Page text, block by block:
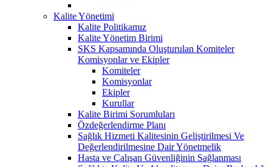
Kalite Yönetimi
Kalite Politikamız
Kalite Yönetim Birimi
SKS Kapsamında Oluşturulan Komiteler
Komisyonlar ve Ekipler
Komiteler
Komisyonlar
Ekipler
Kurullar
Kalite Birimi Sorumluları
Özdeğerlendirme Planı
Sağlık Hizmeti Kalitesinin Geliştirilmesi Ve
Değerlendirilmesine Dair Yönetmelik
Hasta ve Çalışan Güvenliğinin Sağlanması